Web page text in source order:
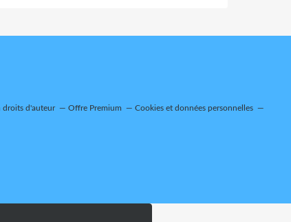
droits d'auteur Offre Premium Cookies et données personnelles